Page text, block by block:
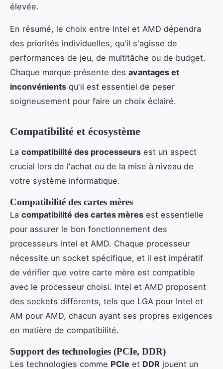
élevée.
En résumé, le choix entre Intel et AMD dépendra
des priorités individuelles, qu'il s'agisse de
performances de jeu, de multitâche ou de budget.
Chaque marque présente des avantages et
inconvénients qu'il est essentiel de peser
soigneusement pour faire un choix éclairé.
Compatibilité et écosystème
La compatibilité des processeurs est un aspect
crucial lors de l'achat ou de la mise à niveau de
votre système informatique.
Compatibilité des cartes mères
La compatibilité des cartes mères est essentielle
pour assurer le bon fonctionnement des
processeurs Intel et AMD. Chaque processeur
nécessite un socket spécifique, et il est impératif
de vérifier que votre carte mère est compatible
avec le processeur choisi. Intel et AMD proposent
des sockets différents, tels que LGA pour Intel et
AM pour AMD, chacun ayant ses propres exigences
en matière de compatibilité.
Support des technologies (PCIe, DDR)
Les technologies comme PCIe et DDR jouent un